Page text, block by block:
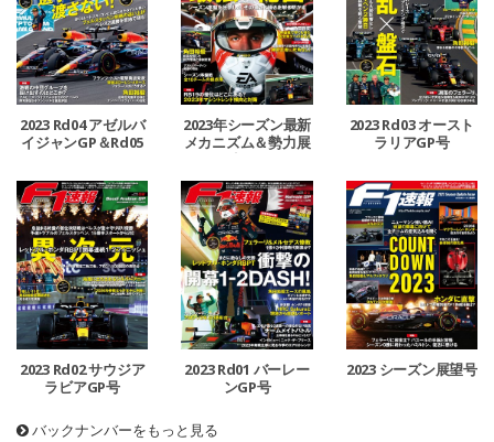
2023 Rd04 アゼルバ
イジャンGP＆Rd05
2023年シーズン最新
メカニズム＆勢力展
望号
2023 Rd03 オースト
ラリアGP号
2023 Rd02 サウジア
ラビアGP号
2023 Rd01 バーレー
ンGP号
2023 シーズン展望号
バックナンバーをもっと見る